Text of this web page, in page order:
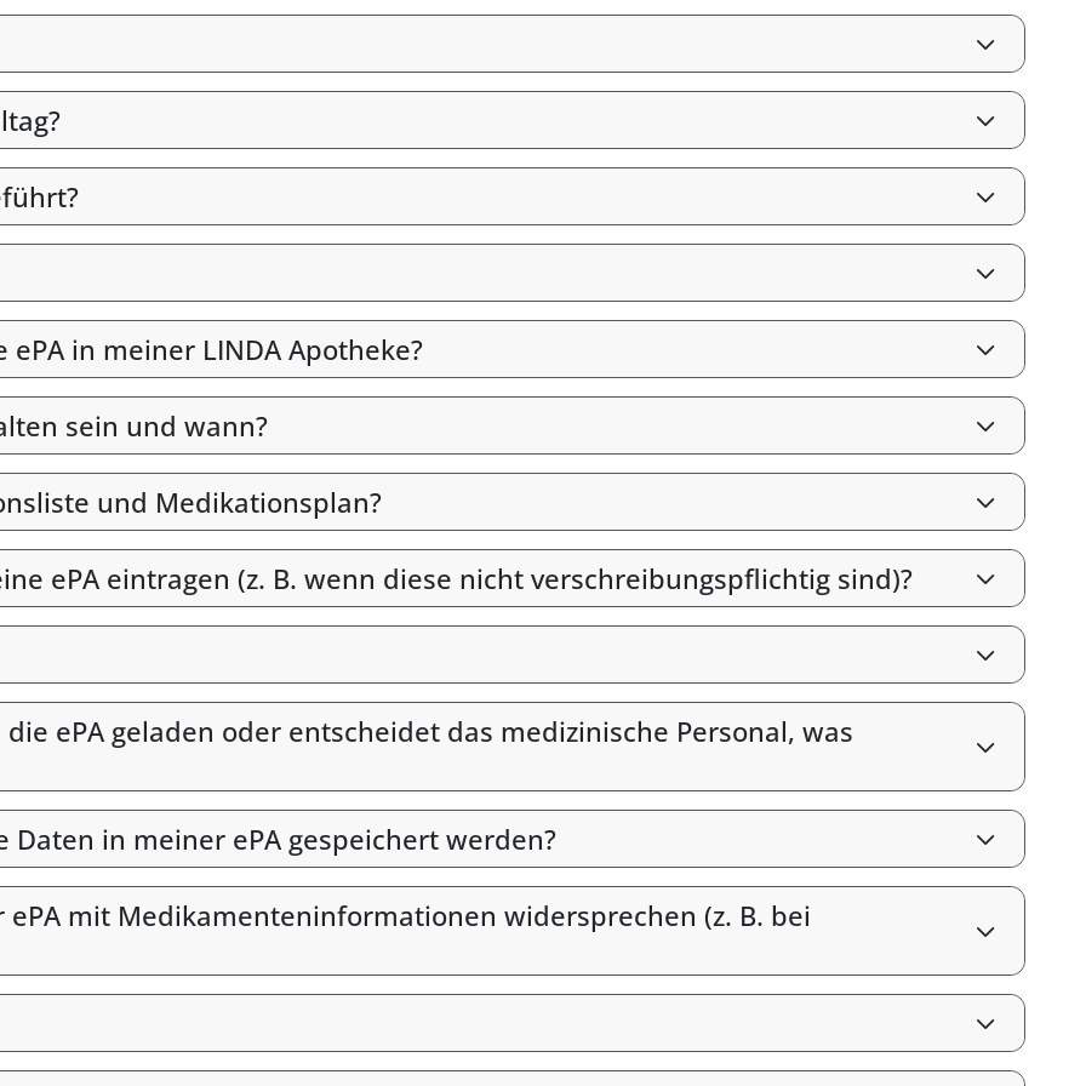
in meiner LINDA Apotheke?
sein und wann?
und Medikationsplan?
ePA eintragen (z. B. wenn diese nicht verschreibungspflichtig sind)?
ePA geladen oder entscheidet das medizinische Personal, was
in meiner ePA gespeichert werden?
mit Medikamenteninformationen widersprechen (z. B. bei